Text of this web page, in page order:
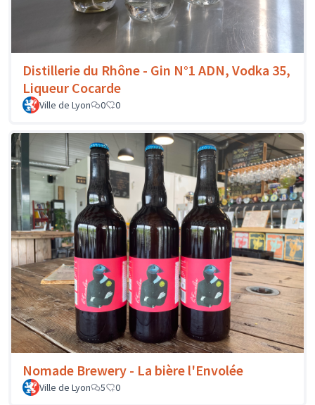
Distillerie du Rhône - Gin N°1 ADN, Vodka 35,
Liqueur Cocarde
Ville de Lyon 0 0
Nomade Brewery - La bière l'Envolée
Ville de Lyon 5 0